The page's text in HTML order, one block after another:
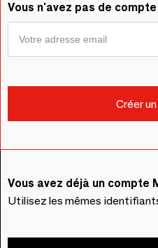
Vous n'avez pas de
Vous avez déjà un compte
Utilisez les mêmes